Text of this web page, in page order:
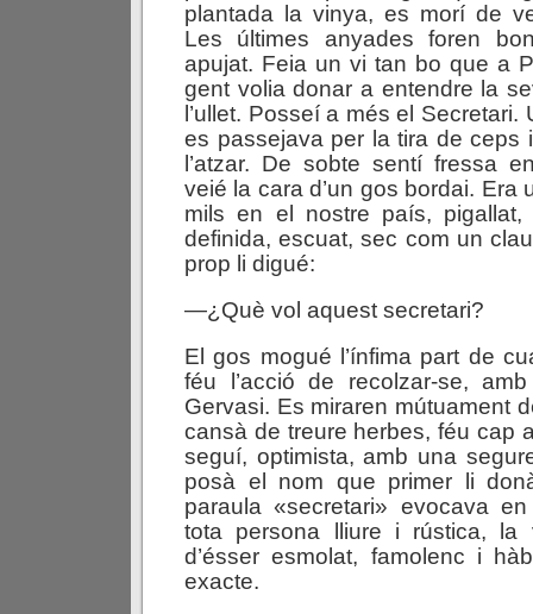
plantada la vinya, es morí de
Les últimes anyades foren
apujat. Feia un vi tan bo que a
gent volia donar a entendre la
l’ullet. Posseí a més el Secretari.
es passejava per la tira de ceps
l’atzar. De sobte sentí fressa
veié la cara d’un gos bordai. Era
mils en el nostre país,
definida, escuat, sec com un
prop li digué:
—¿Què vol aquest secretari?
El gos mogué l’ínfima part de
féu l’acció de recolzar-se,
Gervasi. Es miraren mútuament
cansà de treure herbes, féu cap
seguí, optimista, amb una
posà el nom que primer li
paraula «secretari» evocava
tota persona lliure i rústica, la
d’ésser esmolat, famolenc i
exacte.